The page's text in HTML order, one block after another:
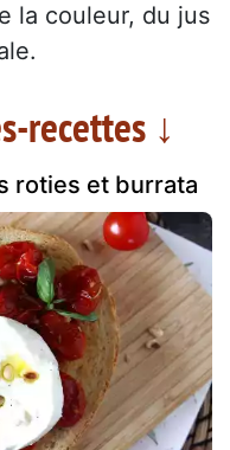
la couleur, du jus
recettes ↓
roties et burrata